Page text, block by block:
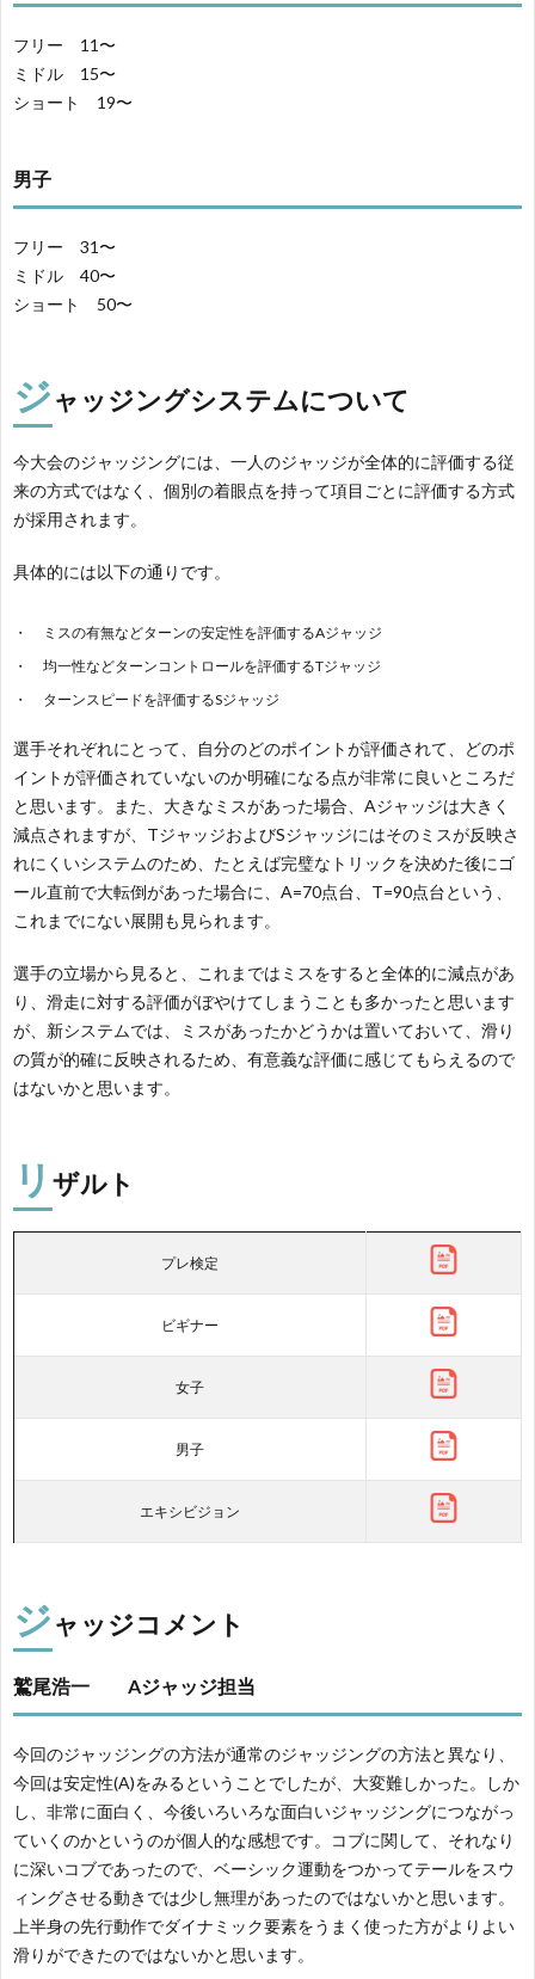
フリー 11〜
ミドル 15〜
ショート 19〜
男子
フリー 31〜
ミドル 40〜
ショート 50〜
ジャッジングシステムについて
今大会のジャッジングには、一人のジャッジが全体的に評価する従
来の方式ではなく、個別の着眼点を持って項目ごとに評価する方式
が採用されます。
具体的には以下の通りです。
ミスの有無などターンの安定性を評価するAジャッジ
均一性などターンコントロールを評価するTジャッジ
ターンスピードを評価するSジャッジ
選手それぞれにとって、自分のどのポイントが評価されて、どのポ
イントが評価されていないのか明確になる点が非常に良いところだ
と思います。また、大きなミスがあった場合、Aジャッジは大きく
減点されますが、TジャッジおよびSジャッジにはそのミスが反映さ
れにくいシステムのため、たとえば完璧なトリックを決めた後にゴ
ール直前で大転倒があった場合に、A=70点台、T=90点台という、
これまでにない展開も見られます。
選手の立場から見ると、これまではミスをすると全体的に減点があ
り、滑走に対する評価がぼやけてしまうことも多かったと思います
が、新システムでは、ミスがあったかどうかは置いておいて、滑り
の質が的確に反映されるため、有意義な評価に感じてもらえるので
はないかと思います。
リ ザルト
プレ検定
ビギナー
女子
男子
エキシビジョン
ジャッジコメント
鷲尾浩一 Aジャッジ担当
今回のジャッジングの方法が通常のジャッジングの方法と異なり、
今回は安定性(A)をみるということでしたが、大変難しかった。しか
し、非常に面白く、今後いろいろな面白いジャッジングにつながっ
ていくのかというのが個人的な感想です。コブに関して、それなり
に深いコブであったので、ベーシック運動をつかってテールをスウ
ィングさせる動きでは少し無理があったのではないかと思います。
上半身の先行動作でダイナミック要素をうまく使った方がよりよい
滑りができたのではないかと思います。